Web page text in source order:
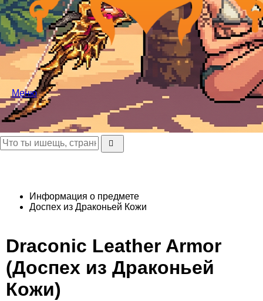
Меню
Информация о предмете
Доспех из Драконьей Кожи
Draconic Leather Armor
(Доспех из Драконьей
Кожи)